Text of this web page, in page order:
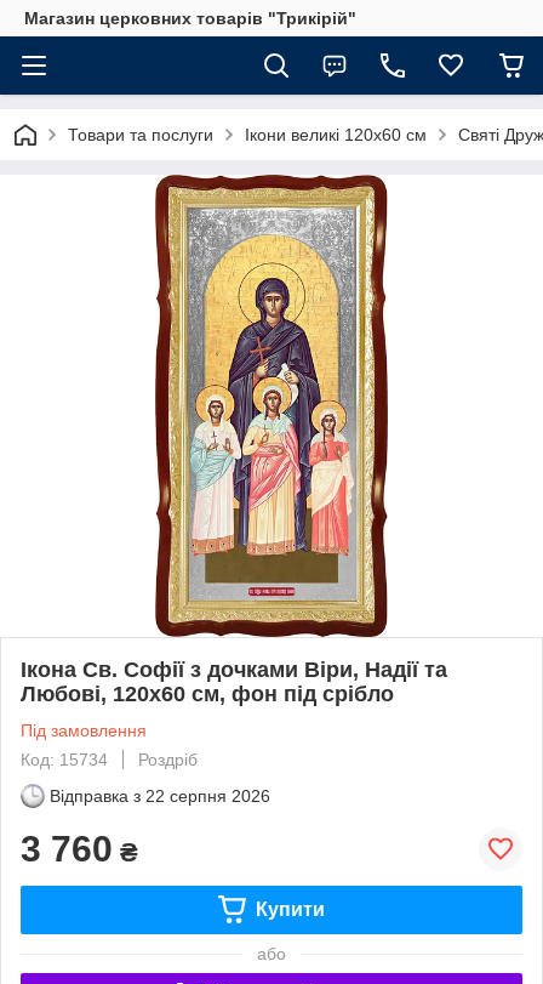
Магазин церковних товарів "Трикірій"
Товари та послуги Ікони великі 120х60 см Святі
Ікона Св. Софії з дочками Віри, Надії та
Любові, 120х60 см, фон під срібло
Під замовлення
Код: 15734
Роздріб
Відправка з 22 серпня 2026
3 760 ₴
Купити
або